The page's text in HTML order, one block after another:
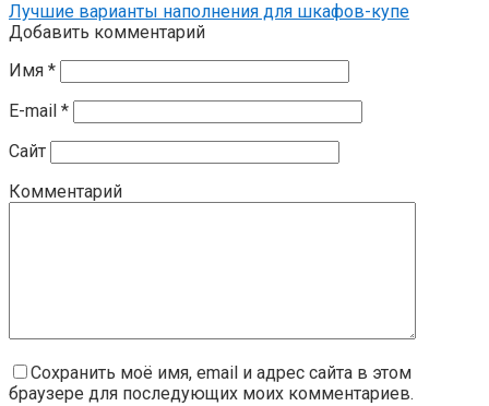
Лучшие варианты наполнения для шкафов-купе
Добавить комментарий
Имя *
E-mail *
Сайт
Комментарий
Сохранить моё имя, email и адрес сайта в этом
браузере для последующих моих комментариев.